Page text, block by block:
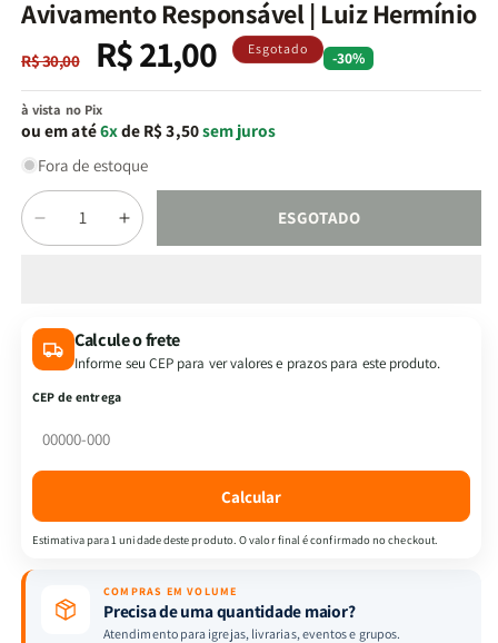
janela
Avivamento Responsável | Luiz Hermínio
Preço
normal
R$ 30,00
Preço
promocional
R$ 21,00 Esgotado -30%
à vista no Pix
ou em até6xde R$ 3,50sem juros
Fora de estoque
Quantidade
Diminuir
a
Responsável
|
Luiz
Aumentar
a
Responsável
|
ESGOTADO
Calcule o frete
Informe seu CEP para ver valores e prazos para este produto.
CEP de entrega
Calcular
Estimativa para 1 unidade deste produto. O valor final é confirmado no checkout.
COMPRAS EM VOLUME
Precisa de uma quantidade maior?
Atendimento para igrejas, livrarias, eventos e grupos.